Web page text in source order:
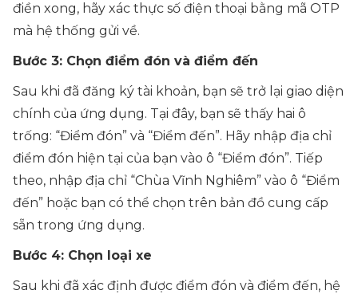
điền xong, hãy xác thực số điện thoại bằng mã OTP
mà hệ thống gửi về.
Bước 3: Chọn điểm đón và điểm đến
Sau khi đã đăng ký tài khoản, bạn sẽ trở lại giao diện
chính của ứng dụng. Tại đây, bạn sẽ thấy hai ô
trống: “Điểm đón” và “Điểm đến”. Hãy nhập địa chỉ
điểm đón hiện tại của bạn vào ô “Điểm đón”. Tiếp
theo, nhập địa chỉ “Chùa Vĩnh Nghiêm” vào ô “Điểm
đến” hoặc bạn có thể chọn trên bản đồ cung cấp
sẵn trong ứng dụng.
Bước 4: Chọn loại xe
Sau khi đã xác định được điểm đón và điểm đến, hệ